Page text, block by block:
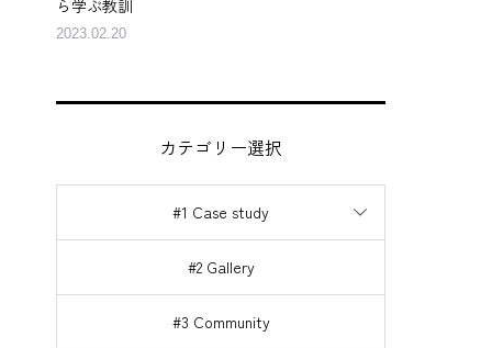
ら学ぶ教訓
2023.02.20
カテゴリー選択
#1 Case study
#2 Gallery
#3 Community